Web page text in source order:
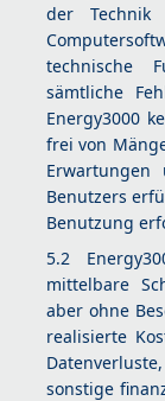
der Technik
technische
sämtliche
Energy3000
frei von
Benutzers
Benutzung
5.2
mittelbare
aber ohne
realisierte
sonstige